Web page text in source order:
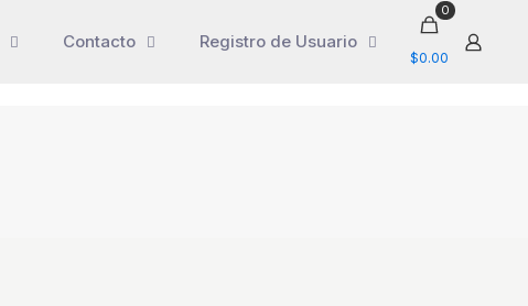
Contacto Registro de Usuario
0
$0.00